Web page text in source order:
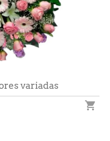
variadas
